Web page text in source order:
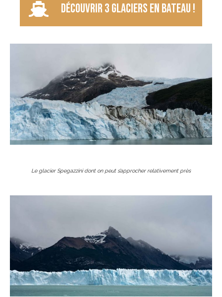
Découvrir 3 glaciers en bateau !
Le glacier Spegazzini dont on peut s’approcher relativement près